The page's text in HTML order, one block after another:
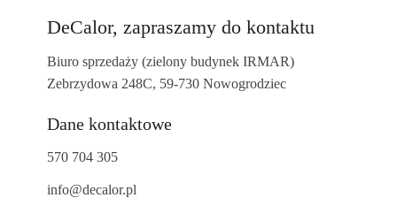
DeCalor, zapraszamy do kontaktu
Biuro sprzedaży (zielony budynek IRMAR)
Zebrzydowa 248C, 59-730 Nowogrodziec
Dane kontaktowe
570 704 305
info@decalor.pl